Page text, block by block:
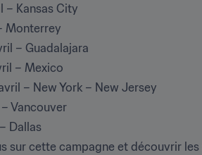
– Kansas City
Monterrey
– Guadalajara
– Mexico
– New York – New Jersey
– Vancouver
Dallas
sur cette campagne et découvrir